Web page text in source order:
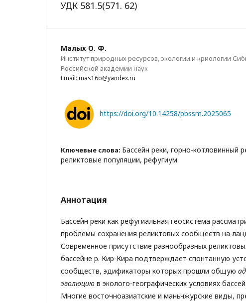
УДК 581.5(571. 62)
Малых О. Ф.
Институт природных ресурсов, экологии и криологии
Российской академии наук
Email: mas16o@yandex.ru
https://doi.org/10.14258/pbssm.2025065
Ключевые слова: Бассейн реки, горно-котловинный
реликтовые популяции, рефугиум
Аннотация
Бассейн реки как рефугиальная геосистема
проблемы сохранения реликтовых сообществ на
Современное присутствие разнообразных
бассейне р. Кир-Кира подтверждает спонтанную
сообществ, эдификаторы которых прошли общую
эволюцию в эколого-географических условиях
Многие восточноазиатские и маньчжурские виды,